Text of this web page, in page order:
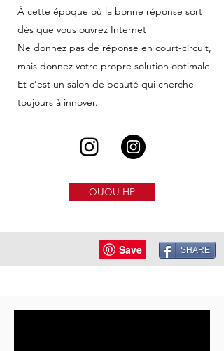
À cette époque où la bonne réponse sort
dès que vous ouvrez Internet
Ne donnez pas de réponse en court-circuit,
mais donnez votre propre solution optimale.
Et c'est un salon de beauté qui cherche
toujours à innover.
QUQU HP
SHARE